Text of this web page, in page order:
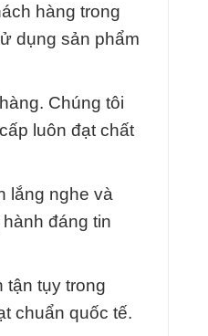
hàng trong
dụng sản phẩm
Chúng tôi
luôn đạt chất
lắng nghe và
đáng tin
tận tụy trong
chuẩn quốc tế.